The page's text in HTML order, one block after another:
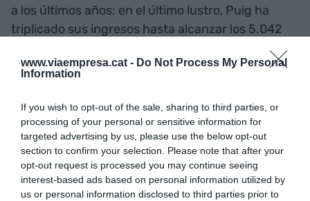
www.viaempresa.cat - Do Not Process My Personal
Information
If you wish to opt-out of the sale, sharing to third parties, or
processing of your personal or sensitive information for
targeted advertising by us, please use the below opt-out
section to confirm your selection. Please note that after your
opt-out request is processed you may continue seeing
interest-based ads based on personal information utilized by
us or personal information disclosed to third parties prior to
a los últimos años: en el último lustro, Puig ha
triplicado sus ingresos hasta alcanzar los 5.042
millones de euros y el crecimiento del conjunto
del ejercicio ha sido del 7,8% a perímetro y tipo de
anterior alcanzó un 10,9%.
Puig cuenta con un equipo superior a las 13.000
personas en todo el mundo, con 330 tiendas
propias y abarca más de 150 mercados. Son datos